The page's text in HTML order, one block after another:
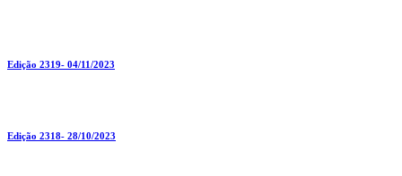
Edição 2319- 04/11/2023
Edição 2318- 28/10/2023